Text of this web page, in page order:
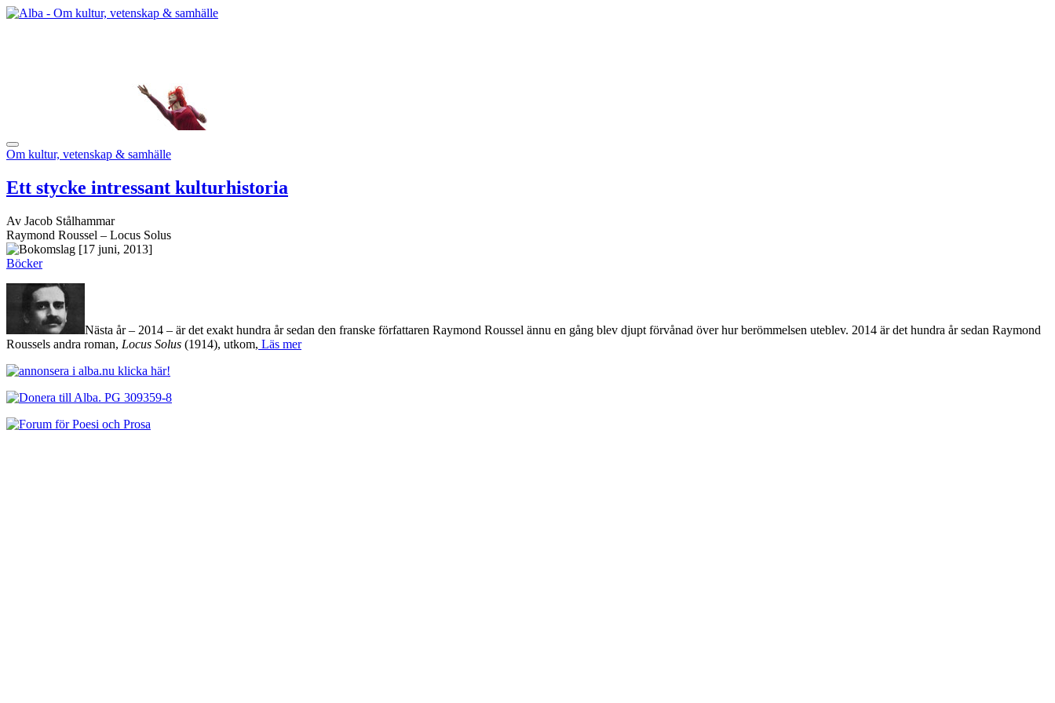
Om kultur, vetenskap & samhälle
Ett stycke intressant kulturhistoria
Av Jacob Stålhammar
Raymond Roussel – Locus Solus
[17 juni, 2013]
Böcker
Nästa år – 2014 – är det exakt hundra år sedan den franske författaren Raymond Roussel ännu en gång blev djupt förvånad över hur berömmelsen uteblev. 2014 är det hundra år sedan Raymond
Roussels andra roman, Locus Solus (1914), utkom, Läs mer